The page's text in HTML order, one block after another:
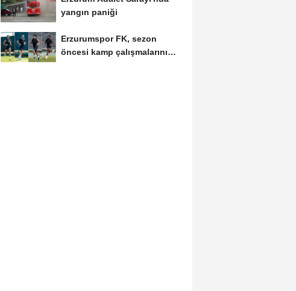
yangın paniği
Erzurumspor FK, sezon
öncesi kamp çalışmalarını